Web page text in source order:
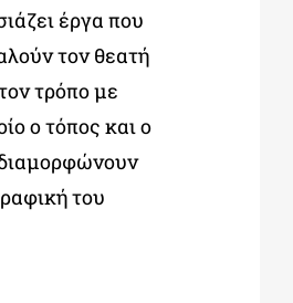
έργα που
τον θεατή
τρόπο με
ο τόπος και ο
του